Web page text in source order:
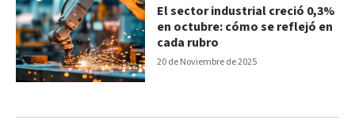
20 de Noviembre de 2025
El sector industrial creció 0,3%
en octubre: cómo se reflejó en
cada rubro